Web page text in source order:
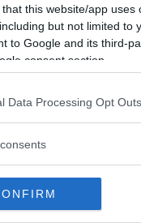
that this website/app
but not limited to
to Google and its third-
consent section.
Data Processing Opt Outs